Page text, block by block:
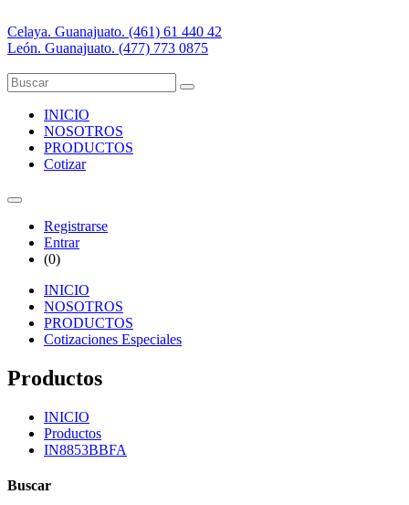
Celaya. Guanajuato. (461) 61 440 42
León. Guanajuato. (477) 773 0875
INICIO
NOSOTROS
PRODUCTOS
Cotizar
Registrarse
Entrar
(0)
INICIO
NOSOTROS
PRODUCTOS
Cotizaciones Especiales
Productos
INICIO
Productos
IN8853BBFA
Buscar